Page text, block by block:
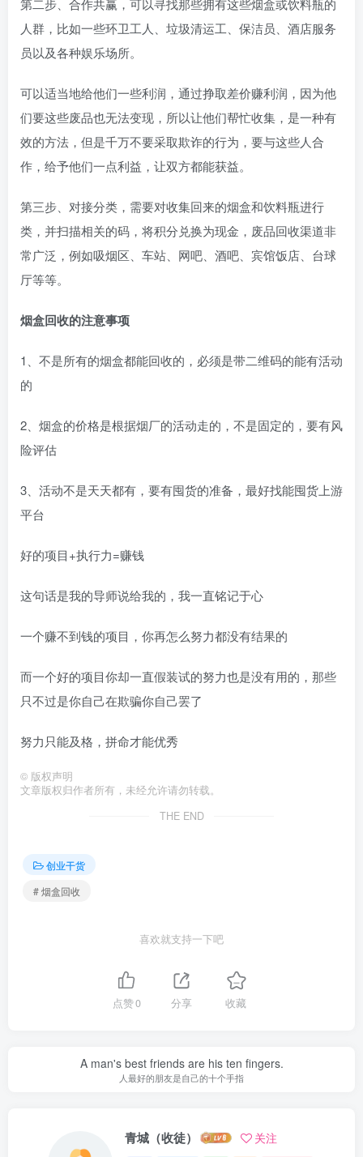
第二步、合作共赢，可以寻找那些拥有这些烟盒或饮料瓶的
人群，比如一些环卫工人、垃圾清运工、保洁员、酒店服务
员以及各种娱乐场所。
可以适当地给他们一些利润，通过挣取差价赚利润，因为他
们要这些废品也无法变现，所以让他们帮忙收集，是一种有
效的方法，但是千万不要采取欺诈的行为，要与这些人合
作，给予他们一点利益，让双方都能获益。
第三步、对接分类，需要对收集回来的烟盒和饮料瓶进行
类，并扫描相关的码，将积分兑换为现金，废品回收渠道非
常广泛，例如吸烟区、车站、网吧、酒吧、宾馆饭店、台球
厅等等。
烟盒回收的注意事项
1、不是所有的烟盒都能回收的，必须是带二维码的能有活动
的
2、烟盒的价格是根据烟厂的活动走的，不是固定的，要有风
险评估
3、活动不是天天都有，要有囤货的准备，最好找能囤货上游
平台
好的项目+执行力=赚钱
这句话是我的导师说给我的，我一直铭记于心
一个赚不到钱的项目，你再怎么努力都没有结果的
而一个好的项目你却一直假装试的努力也是没有用的，那些
只不过是你自己在欺骗你自己罢了
努力只能及格，拼命才能优秀
© 版权声明
文章版权归作者所有，未经允许请勿转载。
THE END
创业干货
# 烟盒回收
喜欢就支持一下吧
点赞0 分享 收藏
A man's best friends are his ten fingers.
人最好的朋友是自己的十个手指
青城（收徒） 关注